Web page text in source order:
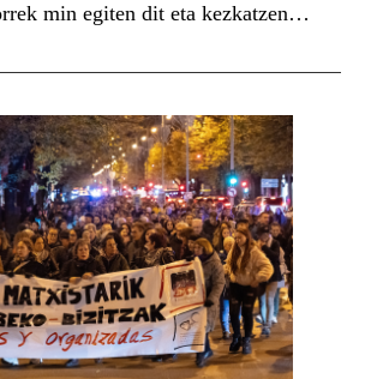
min egiten dit eta kezkatzen
hoberena da legea...